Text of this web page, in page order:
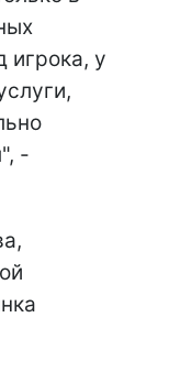
игрока, у
-